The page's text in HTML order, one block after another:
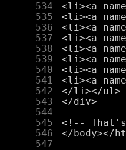
    534
    535
    536
    537
    538
    539
    540
    541
    542
    543
    544
    545
    546
    547